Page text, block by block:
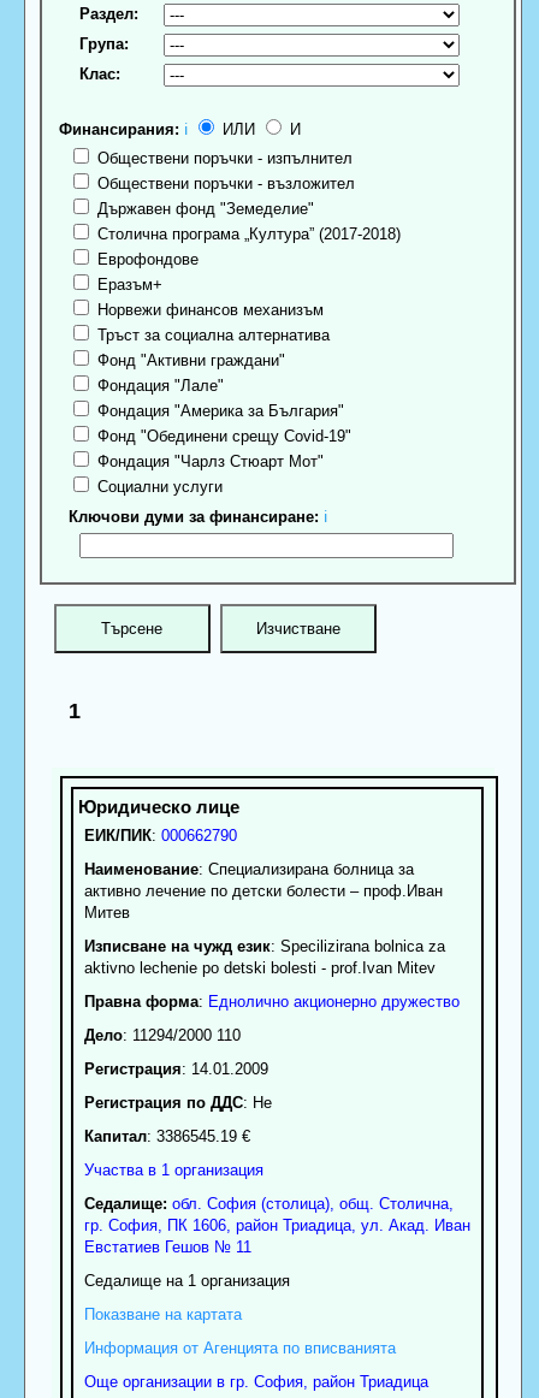
Раздел:
Група:
Клас:
Финансирания: ℹ ИЛИ
И
Обществени поръчки - изпълнител
Обществени поръчки - възложител
Държавен фонд "Земеделие"
Столична програма „Култура” (2017-2018)
Еврофондове
Еразъм+
Норвежи финансов механизъм
Тръст за социална алтернатива
Фонд "Активни граждани"
Фондация "Лале"
Фондация "Америка за България"
Фонд "Обединени срещу Covid-19"
Фондация "Чарлз Стюарт Мот"
Социални услуги
Ключови думи за финансиране: ℹ
1
ЕИК/ПИК: 000662790
Наименование: Специализирана болница за
активно лечение по детски болести – проф.Иван
Митев
Изписване на чужд език: Specilizirana bolnica za
aktivno lechenie po detski bolesti - prof.Ivan Mitev
Правна форма: Еднолично акционерно дружество
Дело: 11294/2000 110
Регистрация: 14.01.2009
Регистрация по ДДС: Нe
Капитал: 3386545.19 €
Участва в 1 организация
Седалище: обл. София (столица), общ. Столична,
гр. София, ПК 1606, район Триадица, ул. Акад. Иван
Евстатиев Гешов № 11
Седалище на 1 организация
Показване на картата
Информация от Агенцията по вписванията
Още организации в гр. София, район Триадица